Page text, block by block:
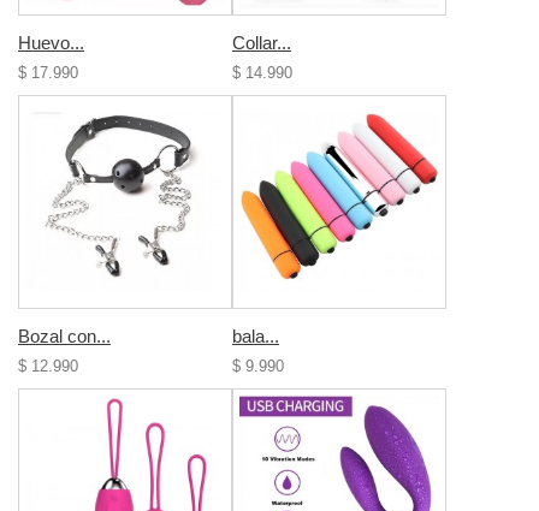
Huevo...
$ 17.990
Collar...
$ 14.990
Bozal con...
$ 12.990
bala...
$ 9.990